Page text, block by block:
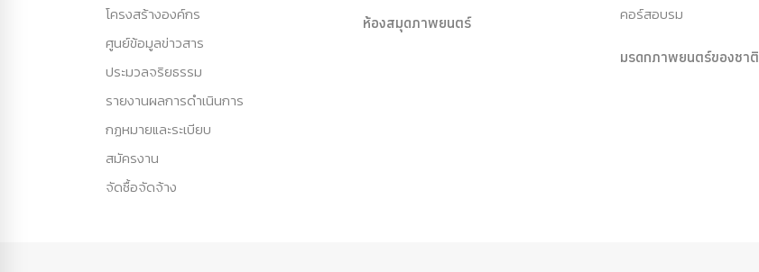
โครงสร้างองค์กร
ศูนย์ข้อมูลข่าวสาร
ประมวลจริยธรรม
รายงานผลการดำเนินการ
กฏหมายและระเบียบ
สมัครงาน
จัดซื้อจัดจ้าง
ห้องสมุดภาพยนตร์
คอร์สอบรม
มรดกภาพยนตร์ของชาติ